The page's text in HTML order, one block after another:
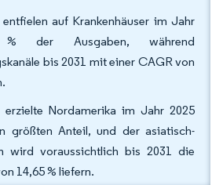
auf Krankenhäuser im Jahr
der Ausgaben, während
bis 2031 mit einer CAGR von
erzielte Nordamerika im Jahr 2025
größten Anteil, und der asiatisch-
wird voraussichtlich bis 2031 die
14,65 % liefern.